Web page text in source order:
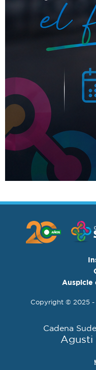
Auspicie
Copyright © 2025 -
Cadena
Agusti